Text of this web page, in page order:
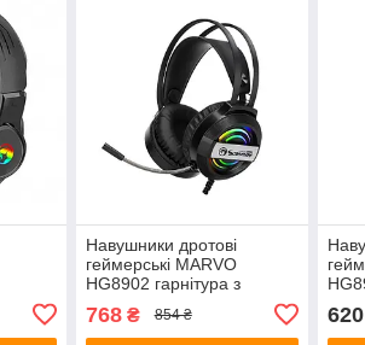
Навушники дротові
геймерські MARVO
HG8902 гарнітура з
підсвічуванням Black
768₴ 854 ₴ 620